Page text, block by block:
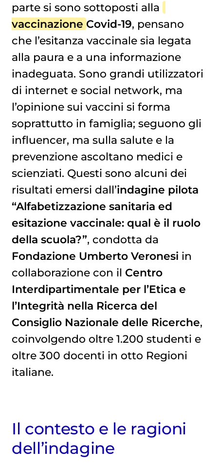
parte si sono sottoposti alla
vaccinazione Covid-19, pensano
che l’esitanza vaccinale sia legata
alla paura e a una informazione
inadeguata. Sono grandi utilizzatori
di internet e social network, ma
l’opinione sui vaccini si forma
soprattutto in famiglia; seguono gli
influencer, ma sulla salute e la
prevenzione ascoltano medici e
scienziati. Questi sono alcuni dei
risultati emersi dall’indagine pilota
“Alfabetizzazione sanitaria ed
esitazione vaccinale: qual è il ruolo
della scuola?”, condotta da
Fondazione Umberto Veronesi in
collaborazione con il Centro
Interdipartimentale per l’Etica e
l’Integrità nella Ricerca del
Consiglio Nazionale delle Ricerche,
coinvolgendo oltre 1.200 studenti e
oltre 300 docenti in otto Regioni
italiane.
Il contesto e le ragioni
dell’indagine